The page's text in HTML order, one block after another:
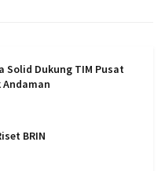
Solid Dukung TIM Pusat
Andaman
BRIN